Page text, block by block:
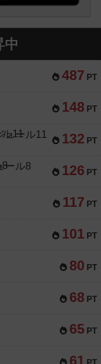
中
487 PT
148 PT
132 PT
ール11
126 PT
ール8
117 PT
101 PT
80 PT
68 PT
65 PT
61